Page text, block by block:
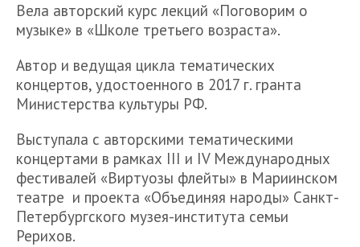
Вела авторский курс лекций «Поговорим о
музыке» в «Школе третьего возраста».
Автор и ведущая цикла тематических
концертов, удостоенного в 2017 г. гранта
Министерства культуры РФ.
Выступала с авторскими тематическими
концертами в рамках III и IV Международных
фестивалей «Виртуозы флейты» в Мариинском
театре и проекта «Объединяя народы» Санкт-
Петербургского музея-института семьи
Рерихов.